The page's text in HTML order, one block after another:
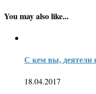
You may also like...
С кем вы, деятели
18.04.2017